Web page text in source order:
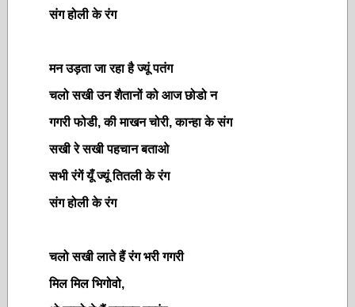
संग होली के रंग
मन उड़ता जा रहा है ज्यूं पतंग
चलो सखी उन शैतानों को आज छोडो न
गगरी फोडी, की माखन चोरी, कान्हा के संग
सखी रे सखी पहचान बताओ
सभी रंगें यूँ ज्यूं तितली के रंग
संग होली के रंग
चलो सखी लाते हैं रंग भरी गगरी
मिल मिल भिगोवो,